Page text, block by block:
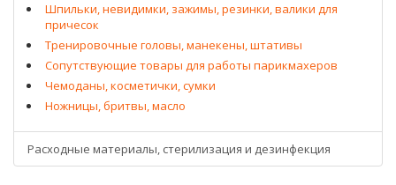
Шпильки, невидимки, зажимы, резинки, валики для
причесок
Тренировочные головы, манекены, штативы
Сопутствующие товары для работы парикмахеров
Чемоданы, косметички, сумки
Ножницы, бритвы, масло
Расходные материалы, стерилизация и дезинфекция